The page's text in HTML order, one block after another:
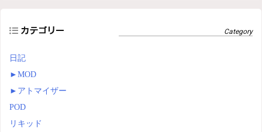
カテゴリー
日記
► MOD
► アトマイザー
POD
リキッド